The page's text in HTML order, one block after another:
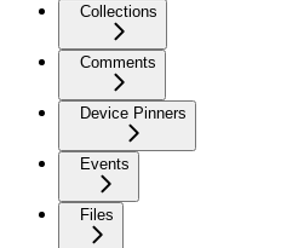
Collections
Comments
Device Pinners
Events
Files